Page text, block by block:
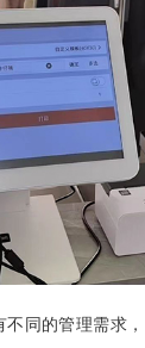
不同的管理需求